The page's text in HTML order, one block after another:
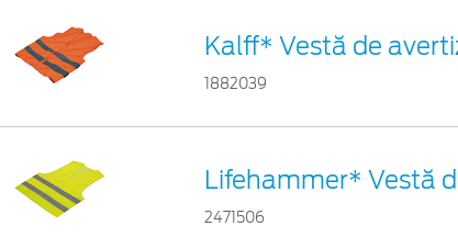
Kalff* Vestă de
1882039
Lifehammer* Vestă
2471506